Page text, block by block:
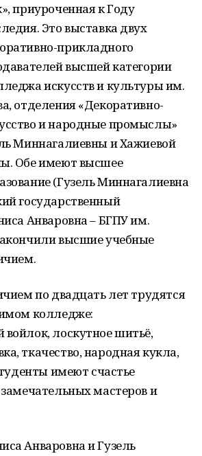
приуроченная к Году
Это выставка двух
прикладного
высшей категории
искусств и культуры им.
отделения «Декоративно-
и народные промыслы»
Миннагалиевны и Хажиевой
Обе имеют высшее
(Гузель Миннагалиевна
государственный
Анваровна – БГПУ им.
высшие учебные
по двадцать лет трудятся
колледже:
лоскутное шитьё,
ткачество, народная кукла,
имеют счастье
мастеров и
Анваровна и Гузель